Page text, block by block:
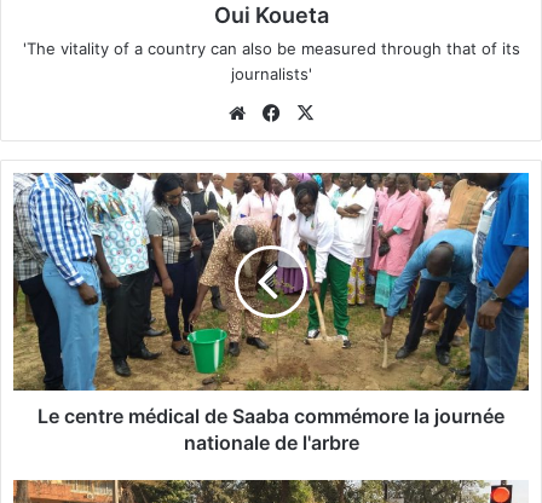
Oui Koueta
'The vitality of a country can also be measured through that of its
journalists'
We
bsi
te
Fa
ce
bo
ok
L
e
c
e
n
t
r
e
m
c
Le centre médical de Saaba commémore la journée
nationale de l'arbre
Y